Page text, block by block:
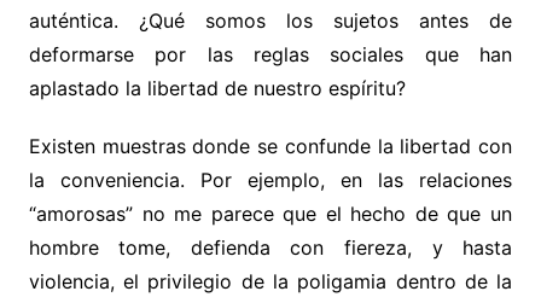
auténtica. ¿Qué somos los sujetos antes de
deformarse por las reglas sociales que han
aplastado la libertad de nuestro espíritu?
Existen muestras donde se confunde la libertad con
la conveniencia. Por ejemplo, en las relaciones
“amorosas” no me parece que el hecho de que un
hombre tome, defienda con fiereza, y hasta
violencia, el privilegio de la poligamia dentro de la